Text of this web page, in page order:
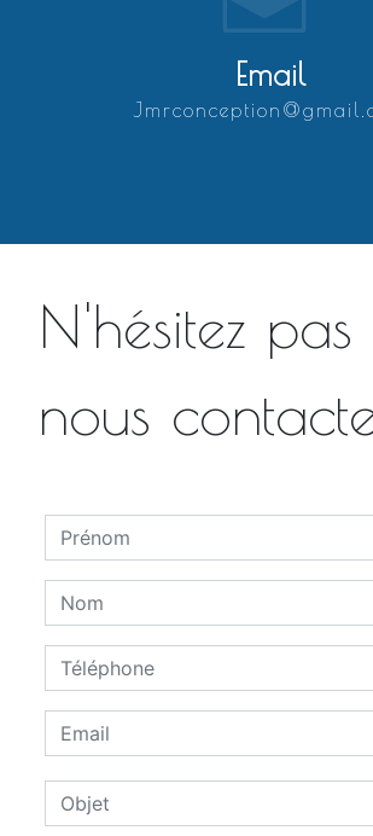
Email
N'hésitez pas
nous